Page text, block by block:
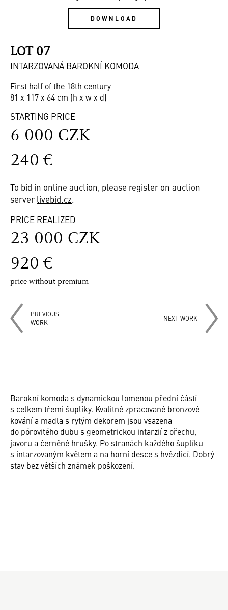
DOWNLOAD
LOT 07
INTARZOVANÁ BAROKNÍ KOMODA
First half of the 18th century
81 x 117 x 64 cm (h x w x d)
STARTING PRICE
6 000 CZK
240 €
To bid in online auction, please register on auction
server livebid.cz.
PRICE REALIZED
23 000 CZK
920 €
price without premium
PREVIOUS
WORK
NEXT WORK
Barokní komoda s dynamickou lomenou přední částí
s celkem třemi šuplíky. Kvalitně zpracované bronzové
kování a madla s rytým dekorem jsou vsazena
do pórovitého dubu s geometrickou intarzií z ořechu,
javoru a černěné hrušky. Po stranách každého šuplíku
s intarzovaným květem a na horní desce s hvězdicí. Dobrý
stav bez větších známek poškození.